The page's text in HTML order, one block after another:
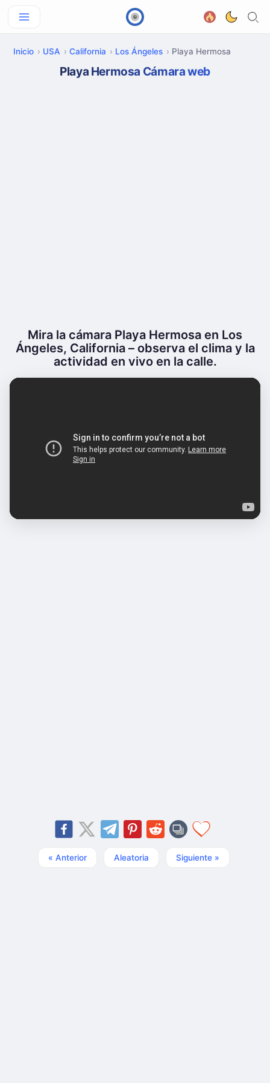
Inicio USA California Los Ángeles Playa Hermosa
Playa Hermosa Cámara web
Mira la cámara Playa Hermosa en Los
Ángeles, California – observa el clima y la
actividad en vivo en la calle.
« Anterior Aleatoria Siguiente »